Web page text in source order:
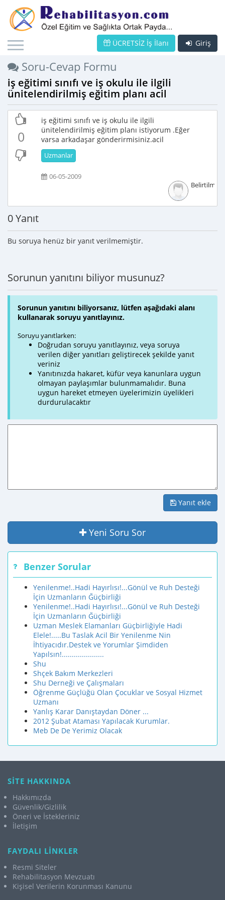
Giriş
ÜCRETSİZ İş İlanı
Soru-Cevap Formu
iş eğitimi sınıfı ve iş okulu ile ilgili
ünitelendirilmiş eğitim planı acil
0
iş eğitimi sınıfı ve iş okulu ile ilgili
ünitelendirilmiş eğitim planı istiyorum .Eğer
varsa arkadaşar gönderirmisiniz.acil
Uzmanlar
06-05-2009
0 Yanıt
Bu soruya henüz bir yanıt verilmemiştir.
Sorunun yanıtını biliyor musunuz?
Sorunun yanıtını biliyorsanız, lütfen aşağıdaki alanı
kullanarak soruyu yanıtlayınız.
Soruyu yanıtlarken:
Doğrudan soruyu yanıtlayınız, veya soruya
verilen diğer yanıtları geliştirecek şekilde yanıt
veriniz
Yanıtınızda hakaret, küfür veya kanunlara uygun
olmayan paylaşımlar bulunmamalıdır. Buna
uygun hareket etmeyen üyelerimizin üyelikleri
durdurulacaktır
Yanıt ekle
Yeni Soru Sor
Benzer Sorular
Yenilenme!..Hadi Hayırlısı!...Gönül ve Ruh Desteği
İçin Uzmanların Ğüçbirliği
Yenilenme!..Hadi Hayırlısı!...Gönül ve Ruh Desteği
İçin Uzmanların Ğüçbirliği
Uzman Meslek Elamanları Güçbirliğiyle Hadi
Elele!.....Bu Taslak Acil Bir Yenilenme Nin
İhtiyacıdır.Destek ve Yorumlar Şimdiden
Yapılsın!.....................
Shu
Shçek Bakım Merkezleri
Shu Derneği ve Çalışmaları
Öğrenme Güçlüğü Olan Çocuklar ve Sosyal Hizmet
Uzmanı
Yanlış Karar Danıştaydan Döner ...
2012 Şubat Ataması Yapılacak Kurumlar.
Meb De De Yerimiz Olacak
SİTE HAKKINDA
Hakkımızda
Güvenlik/Gizlilik
Öneri ve İstekleriniz
İletişim
FAYDALI LİNKLER
Resmi Siteler
Rehabilitasyon Mevzuatı
Kişisel Verilerin Korunması Kanunu